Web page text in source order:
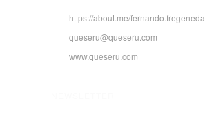
https://about.me/fernando.fregeneda
queseru@queseru.com
www.queseru.com